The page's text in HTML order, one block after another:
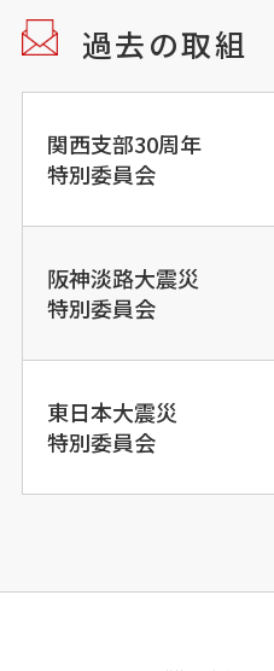
過去の取組
関西支部30周年
特別委員会
阪神淡路大震災
特別委員会
東日本大震災
特別委員会